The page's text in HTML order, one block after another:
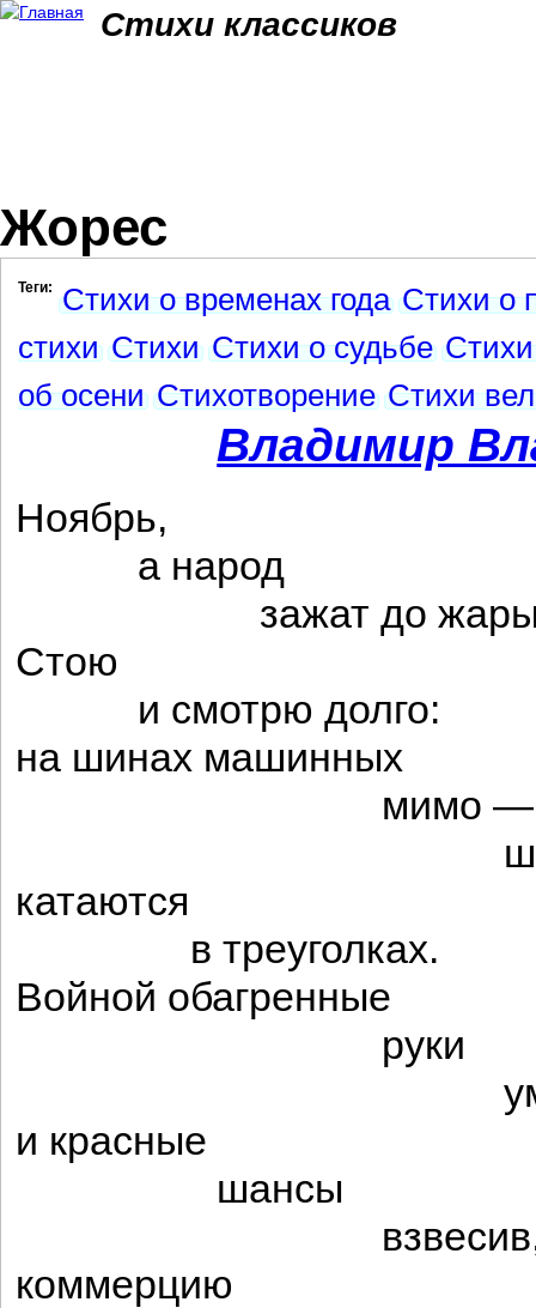
Стихи классиков
Жорес
Теги: Стихи о временах года Стихи о
стихи Стихи Стихи о судьбе
об осени Стихотворение Стихи
Владимир
Ноябрь,
а народ
зажат до
Стою
и смотрю долго:
на шинах машинных
мимо —
катаются
в треуголках.
Войной обагренные
руки
и красные
шансы
коммерцию